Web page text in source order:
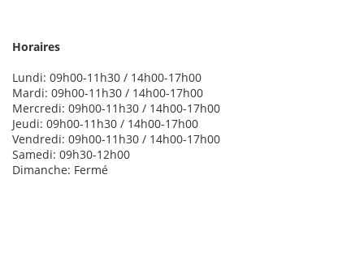
Horaires
Lundi: 09h00-11h30 / 14h00-17h00
Mardi: 09h00-11h30 / 14h00-17h00
Mercredi: 09h00-11h30 / 14h00-17h00
Jeudi: 09h00-11h30 / 14h00-17h00
Vendredi: 09h00-11h30 / 14h00-17h00
Samedi: 09h30-12h00
Dimanche: Fermé